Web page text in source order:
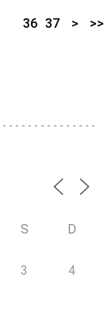
36 37 > >>
S D
3 4